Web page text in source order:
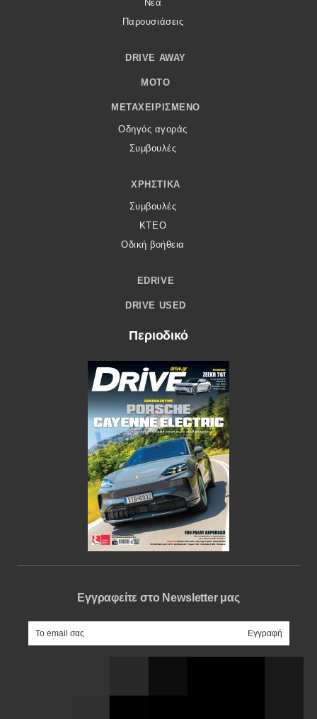
Νέα
Παρουσιάσεις
DRIVE AWAY
MOTO
ΜΕΤΑΧΕΙΡΙΣΜΈΝΟ
Οδηγός αγοράς
Συμβουλές
ΧΡΗΣΤΙΚΆ
Συμβουλές
ΚΤΕΟ
Οδική βοήθεια
EDRIVE
DRIVE USED
Περιοδικό
Εγγραφείτε στο Newsletter μας
e-mail